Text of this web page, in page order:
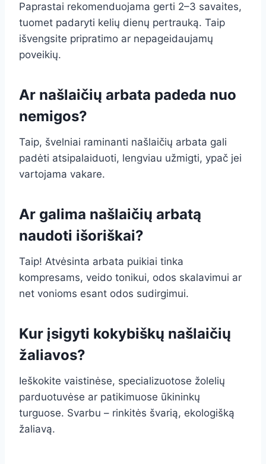
Paprastai rekomenduojama gerti 2–3 savaites,
tuomet padaryti kelių dienų pertrauką. Taip
išvengsite pripratimo ar nepageidaujamų
poveikių.
Ar našlaičių arbata padeda nuo
nemigos?
Taip, švelniai raminanti našlaičių arbata gali
padėti atsipalaiduoti, lengviau užmigti, ypač jei
vartojama vakare.
Ar galima našlaičių arbatą
naudoti išoriškai?
Taip! Atvėsinta arbata puikiai tinka
kompresams, veido tonikui, odos skalavimui ar
net vonioms esant odos sudirgimui.
Kur įsigyti kokybiškų našlaičių
žaliavos?
Ieškokite vaistinėse, specializuotose žolelių
parduotuvėse ar patikimuose ūkininkų
turguose. Svarbu – rinkitės švarią, ekologišką
žaliavą.